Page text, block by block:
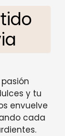
y tu
envuelve
cada